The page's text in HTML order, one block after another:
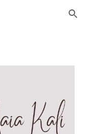
Skip to navigation